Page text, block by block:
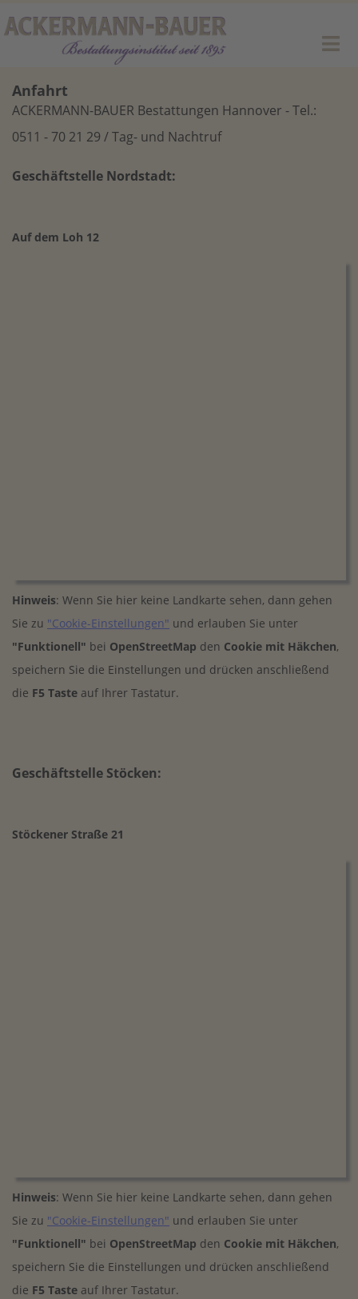
Anfahrt
ACKERMANN-BAUER Bestattungen Hannover - Tel.:
0511 - 70 21 29 / Tag- und Nachtruf
Geschäftstelle Nordstadt:
Auf dem Loh 12
Hinweis: Wenn Sie hier keine Landkarte sehen, dann gehen
Sie zu "Cookie-Einstellungen" und erlauben Sie unter
"Funktionell" bei OpenStreetMap den Cookie mit Häkchen,
speichern Sie die Einstellungen und drücken anschließend
die F5 Taste auf Ihrer Tastatur.
Geschäftstelle Stöcken:
Stöckener Straße 21
Hinweis: Wenn Sie hier keine Landkarte sehen, dann gehen
Sie zu "Cookie-Einstellungen" und erlauben Sie unter
"Funktionell" bei OpenStreetMap den Cookie mit Häkchen,
speichern Sie die Einstellungen und drücken anschließend
die F5 Taste auf Ihrer Tastatur.